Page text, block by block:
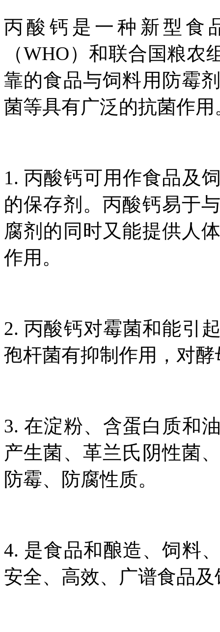
丙酸钙是一种新型食
（WHO）和联合国粮
靠的食品与饲料用防霉
菌等具有广泛的抗菌作用
1. 丙酸钙可用作食品及
的保存剂。丙酸钙易于
腐剂的同时又能提供人
作用。
2. 丙酸钙对霉菌和能引
孢杆菌有抑制作用，对
3. 在淀粉、含蛋白质和
产生菌、革兰氏阴性菌
防霉、防腐性质。
4. 是食品和酿造、饲料
安全、高效、广谱食品